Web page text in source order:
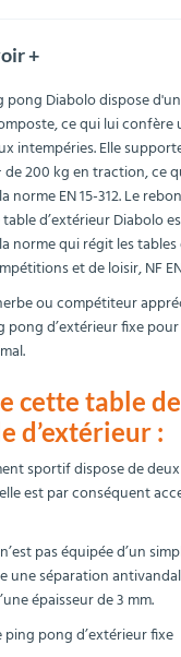
+
pong Diabolo dispose
ce qui lui confère
intempéries. Elle
200 kg en traction, ce
norme EN 15-312. Le
d’extérieur Diabolo
norme qui régit les
et de loisir, NF
ou compétiteur
pong d’extérieur fixe
cette table
d’extérieur :
sportif dispose de
est par conséquent
pas équipée d’un
une séparation
épaisseur de 3 mm.
ping pong d’extérieur fixe